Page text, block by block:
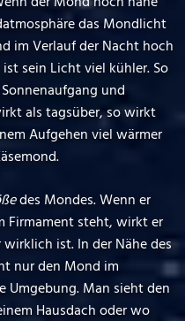
das Mondlicht
im Verlauf der Nacht hoch
sein Licht viel kühler. So
und
als tagsüber, so wirkt
Aufgehen viel wärmer
des Mondes. Wenn er
Firmament steht, wirkt er
ist. In der Nähe des
nur den Mond im
Umgebung. Man sieht den
Hausdach oder wo